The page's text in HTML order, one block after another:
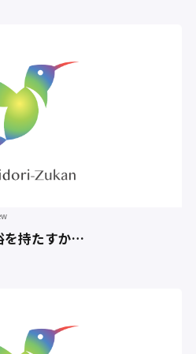
を持たすか…